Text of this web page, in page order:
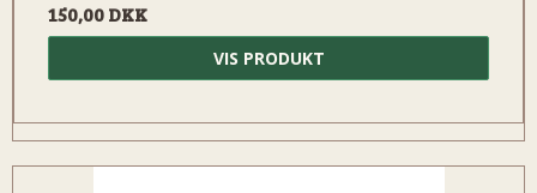
150,00 DKK
VIS PRODUKT